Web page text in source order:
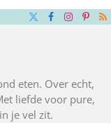
X
Facebook
eten. Over echt,
liefde voor pure,
je vel zit.